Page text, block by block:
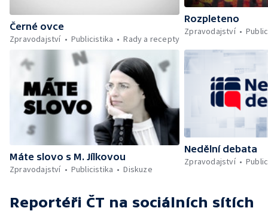
Černé ovce
Zpravodajství
Publicistika Rady a recepty
Rozpleteno
Zpravodajství
Máte slovo s M. Jílkovou
Zpravodajství
Publicistika Diskuze
Nedělní debata
Zpravodajství
Reportéři ČT na sociálních sítích